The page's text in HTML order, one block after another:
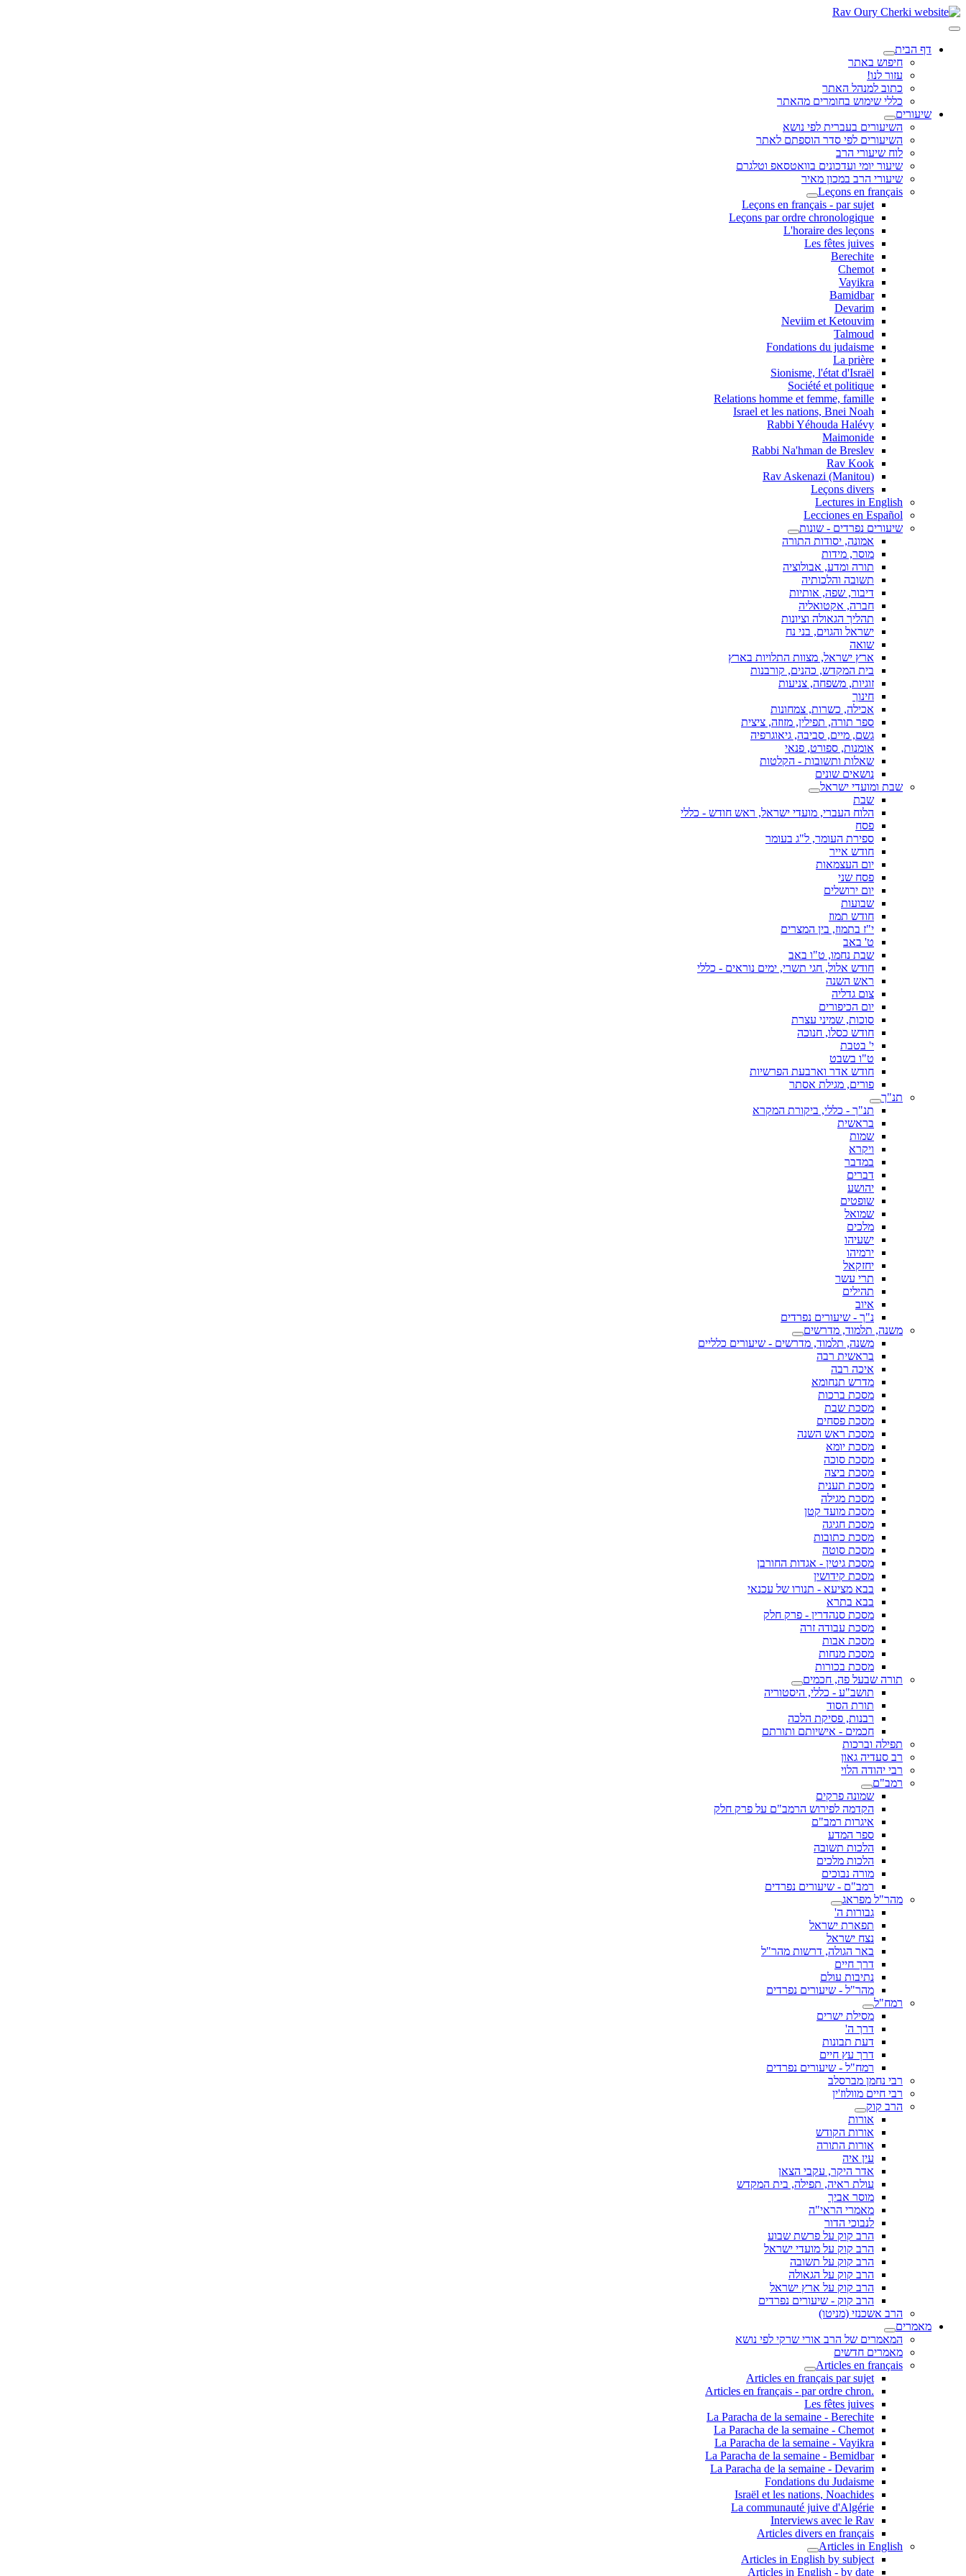
דף הבית
חיפוש באתר
עזור לנו!
כתוב למנהל האתר
כללי שימוש בחומרים מהאתר
שיעורים
השיעורים בעברית לפי נושא
השיעורים לפי סדר הוספתם לאתר
לוח שיעורי הרב
שיעור יומי ועדכונים בוואטסאפ וטלגרם
שיעורי הרב במכון מאיר
Leçons en français
Leçons en français - par sujet
Leçons par ordre chronologique
L'horaire des leçons
Les fêtes juives
Berechite
Chemot
Vayikra
Bamidbar
Devarim
Neviim et Ketouvim
Talmoud
Fondations du judaisme
La prière
Sionisme, l'état d'Israël
Société et politique
Relations homme et femme, famille
Israel et les nations, Bnei Noah
Rabbi Yéhouda Halévy
Maimonide
Rabbi Na'hman de Breslev
Rav Kook
(Rav Askenazi (Manitou
Leçons divers
Lectures in English
Lecciones en Español
שיעורים נפרדים - שונות
אמונה, יסודות התורה
מוסר, מידות
תורה ומדע, אבולוציה
תשובה והלכותיה
דיבור, שפה, אותיות
חברה, אקטואליה
תהליך הגאולה וציונות
ישראל והגוים, בני נח
שואה
ארץ ישראל, מצוות התלויות בארץ
בית המקדש, כהנים, קורבנות
זוגיות, משפחה, צניעות
חינוך
אכילה, כשרות, צמחונות
ספר תורה, תפילין, מזוזה, ציצית
גשם, מיים, סביבה, גיאוגרפיה
אומנות, ספורט, פנאי
שאלות ותשובות - הקלטות
נושאים שונים
שבת ומועדי ישראל
שבת
הלוח העברי, מועדי ישראל, ראש חודש - כללי
פסח
ספירת העומר, ל"ג בעומר
חודש אייר
יום העצמאות
פסח שני
יום ירושלים
שבועות
חודש תמוז
י"ז בתמוז, בין המצרים
ט' באב
שבת נחמו, ט"ו באב
חודש אלול, חגי תשרי, ימים נוראים - כללי
ראש השנה
צום גדליה
יום הכיפורים
סוכות, שמיני עצרת
חודש כסלו, חנוכה
י' בטבת
ט"ו בשבט
חודש אדר וארבעת הפרשיות
פורים, מגילת אסתר
תנ"ך
תנ"ך - כללי, ביקורת המקרא
בראשית
שמות
ויקרא
במדבר
דברים
יהושע
שופטים
שמואל
מלכים
ישעיהו
ירמיהו
יחזקאל
תרי עשר
תהילים
איוב
נ"ך - שיעורים נפרדים
משנה, תלמוד, מדרשים
משנה, תלמוד, מדרשים - שיעורים כלליים
בראשית רבה
איכה רבה
מדרש תנחומא
מסכת ברכות
מסכת שבת
מסכת פסחים
מסכת ראש השנה
מסכת יומא
מסכת סוכה
מסכת ביצה
מסכת תענית
מסכת מגילה
מסכת מועד קטן
מסכת חגיגה
מסכת כתובות
מסכת סוטה
מסכת גיטין - אגדות החורבן
מסכת קידושין
בבא מציעא - תנורו של עכנאי
בבא בתרא
מסכת סנהדרין - פרק חלק
מסכת עבודה זרה
מסכת אבות
מסכת מנחות
מסכת בכורות
תורה שבעל פה, חכמים
תושב"ע - כללי, היסטוריה
תורת הסוד
רבנות, פסיקת הלכה
חכמים - אישיותם ותורתם
תפילה וברכות
רב סעדיה גאון
רבי יהודה הלוי
רמב"ם
שמונה פרקים
הקדמה לפירוש הרמב"ם על פרק חלק
איגרות רמב"ם
ספר המדע
הלכות תשובה
הלכות מלכים
מורה נבוכים
רמב"ם - שיעורים נפרדים
מהר"ל מפראג
גבורות ה'
תפארת ישראל
נצח ישראל
באר הגולה, דרשות מהר"ל
דרך חיים
נתיבות עולם
מהר"ל - שיעורים נפרדים
רמח"ל
מסילת ישרים
דרך ה'
דעת תבונות
דרך עץ חיים
רמח"ל - שיעורים נפרדים
רבי נחמן מברסלב
רבי חיים מוולוז'ין
הרב קוק
אורות
אורות הקודש
אורות התורה
עין איה
אדר היקר, עקבי הצאן
עולת ראיה, תפילה, בית המקדש
מוסר אביך
מאמרי הראי"ה
לנבוכי הדור
הרב קוק על פרשת שבוע
הרב קוק על מועדי ישראל
הרב קוק על תשובה
הרב קוק על הגאולה
הרב קוק על ארץ ישראל
הרב קוק - שיעורים נפרדים
הרב אשכנזי (מניטו)
מאמרים
המאמרים של הרב אורי שרקי לפי נושא
מאמרים חדשים
Articles en français
Articles en français par sujet
.Articles en français - par ordre chron
Les fêtes juives
La Paracha de la semaine - Berechite
La Paracha de la semaine - Chemot
La Paracha de la semaine - Vayikra
La Paracha de la semaine - Bemidbar
La Paracha de la semaine - Devarim
Fondations du Judaisme
Israël et les nations, Noachides
La communauté juive d'Algérie
Interviews avec le Rav
Articles divers en français
Articles in English
Articles in English by subject
Articles in English - by date